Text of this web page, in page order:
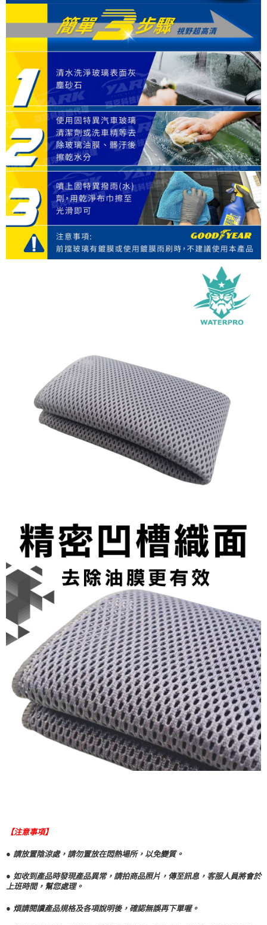
【注意事項】
● 請放置陰涼處，請勿置放在悶熱場所，以免變質。
● 如收到產品時發現產品異常，請拍商品照片，傳至訊息，客服人員將會於
上班時間，幫您處理。
● 煩請閱讀產品規格及各項說明後，確認無誤再下單喔。